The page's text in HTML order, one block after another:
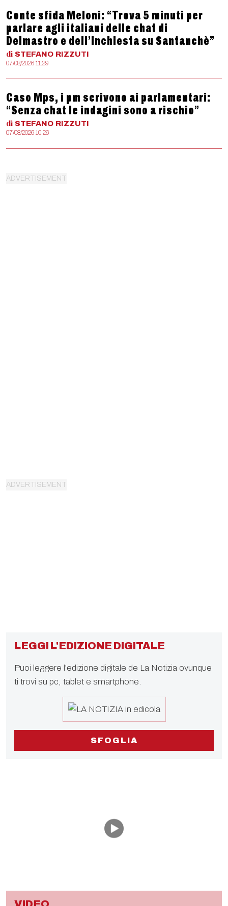
Conte sfida Meloni: “Trova 5 minuti per
parlare agli italiani delle chat di
Delmastro e dell’inchiesta su Santanchè”
di STEFANO RIZZUTI
07/08/2026 11:29
Caso Mps, i pm scrivono ai parlamentari:
“Senza chat le indagini sono a rischio”
di STEFANO RIZZUTI
07/08/2026 10:26
LEGGI L'EDIZIONE DIGITALE
Puoi leggere l'edizione digitale de La Notizia ovunque
ti trovi su pc, tablet e smartphone.
SFOGLIA